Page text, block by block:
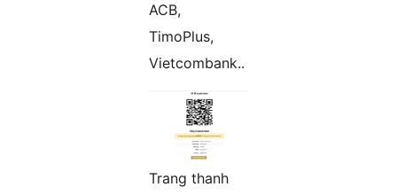
ACB,
TimoPlus,
Vietcombank..
Trang thanh